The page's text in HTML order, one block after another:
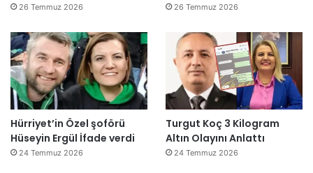
26 Temmuz 2026 26 Temmuz 2026
Hürriyet’in Özel şoförü
Hüseyin Ergül İfade verdi
24 Temmuz 2026
Turgut Koç 3 Kilogram
Altın Olayını Anlattı
24 Temmuz 2026